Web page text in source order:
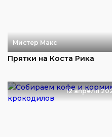
Мистер Макс
Прятки на Коста Рика
12 апреля